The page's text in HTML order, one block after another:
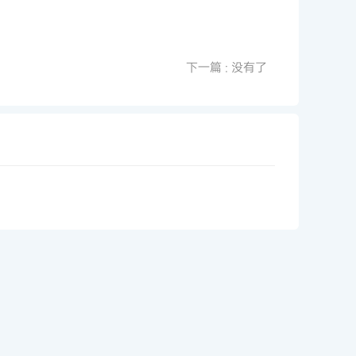
下一篇 : 没有了